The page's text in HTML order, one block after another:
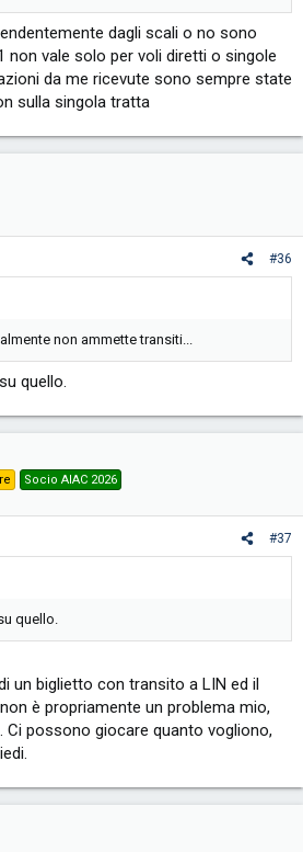
dagli scali o no sono
non vale solo per voli diretti o singole
da me ricevute sono sempre state
sulla singola tratta
#36
non ammette transiti...
quello.
Socio AIAC 2026
#37
quello.
un biglietto con transito a LIN ed il
è propriamente un problema mio,
Ci possono giocare quanto vogliono,